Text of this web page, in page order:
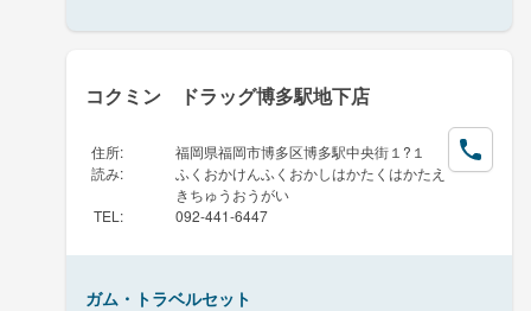
コクミン ドラッグ博多駅地下店
住所:
福岡県福岡市博多区博多駅中央街１?１
読み:
ふくおかけんふくおかしはかたくはかたえ
きちゅうおうがい
TEL : 092-441-6447
ガム・トラベルセット